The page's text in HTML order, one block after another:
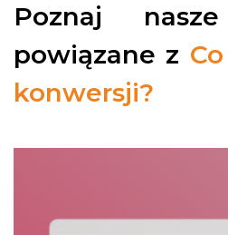
Poznaj
powiązane z
konwersji?